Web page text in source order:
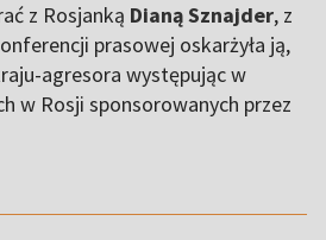
z Rosjanką Dianą Sznajder, z
prasowej oskarżyła ją,
agresora występując w
w Rosji sponsorowanych przez